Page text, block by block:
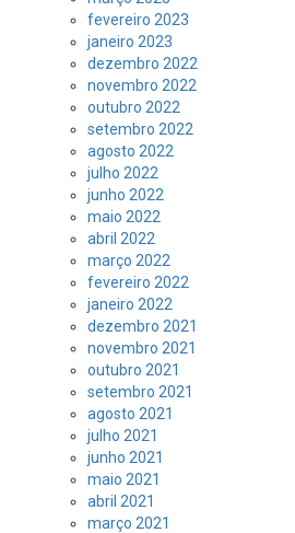
fevereiro 2023
janeiro 2023
dezembro 2022
novembro 2022
outubro 2022
setembro 2022
agosto 2022
julho 2022
junho 2022
maio 2022
abril 2022
março 2022
fevereiro 2022
janeiro 2022
dezembro 2021
novembro 2021
outubro 2021
setembro 2021
agosto 2021
julho 2021
junho 2021
maio 2021
abril 2021
março 2021